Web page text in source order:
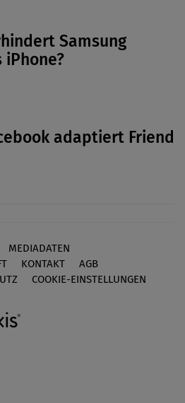
Samsung
adaptiert Friend
MEDIADATEN
KONTAKT
AGB
COOKIE-EINSTELLUNGEN